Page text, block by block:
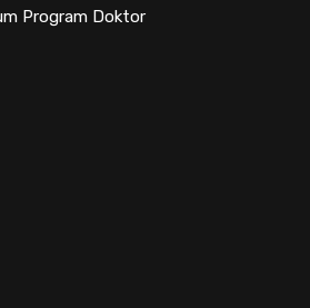
Program Doktor